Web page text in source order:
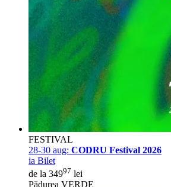
FESTIVAL
28-30 aug: CODRU Festival 2026
ia Bilet
de la 34997 lei
Pădurea VERDE